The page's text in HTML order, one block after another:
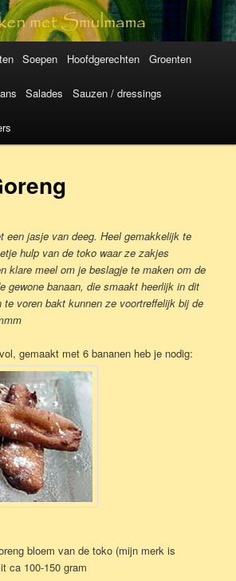
Soepen Hoofdgerechten Groenten
Salades Sauzen / dressings
een jasje van deeg. Heel gemakkelijk te
hulp van de toko waar ze zakjes
klare meel om je beslagje te maken om de
gewone banaan, die smaakt heerlijk in dit
voren bakt kunnen ze voortreffelijk bij de
gemaakt met 6 bananen heb je nodig:
bloem van de toko (mijn merk is
ca 100-150 gram